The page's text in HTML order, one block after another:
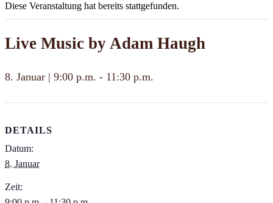
Diese Veranstaltung hat bereits stattgefunden.
Live Music by Adam Haugh
8. Januar | 9:00 p.m. - 11:30 p.m.
DETAILS
Datum:
8. Januar
Zeit: